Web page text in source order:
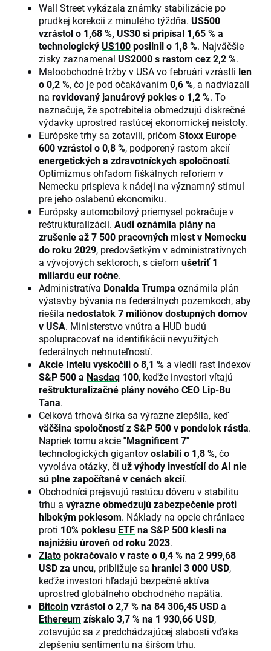
Wall Street vykázala známky stabilizácie po
prudkej korekcii z minulého týždňa. US500
vzrástol o 1,68 %, US30si pripísal 1,65 % a
technologický US100posilnil o 1,8 %. Najväčšie
zisky zaznamenal US2000 s rastom cez 2,2 %.
Maloobchodné tržby v USA vo februári vzrástli len
o 0,2 %, čo je pod očakávaním 0,6 %, a nadviazali
na revidovaný januárový pokles o 1,2 %. To
naznačuje, že spotrebitelia obmedzujú diskrečné
výdavky uprostred rastúcej ekonomickej neistoty.
Európske trhy sa zotavili, pričom Stoxx Europe
600 vzrástol o 0,8 %, podporený rastom akcií
energetických a zdravotníckych spoločností.
Optimizmus ohľadom fiškálnych reforiem v
Nemecku prispieva k nádeji na významný stimul
pre jeho oslabenú ekonomiku.
Európsky automobilový priemysel pokračuje v
reštrukturalizácii. Audi oznámila plány na
zrušenie až 7 500 pracovných miest v Nemecku
do roku 2029, predovšetkým v administratívnych
a vývojových sektoroch, s cieľom ušetriť 1
miliardu eur ročne.
Administratíva Donalda Trumpa oznámila plán
výstavby bývania na federálnych pozemkoch, aby
riešila nedostatok 7 miliónov dostupných domov
v USA. Ministerstvo vnútra a HUD budú
spolupracovať na identifikácii nevyužitých
federálnych nehnuteľností.
Akcie Intelu vyskočili o 8,1 % a viedli rast indexov
S&P 500 a Nasdaq 100, keďže investori vítajú
reštrukturalizačné plány nového CEO Lip-Bu
Tana.
Celková trhová šírka sa výrazne zlepšila, keď
väčšina spoločností z S&P 500 v pondelok rástla.
Napriek tomu akcie"Magnificent 7"
technologických gigantovoslabili o 1,8 %, čo
vyvoláva otázky, či už výhody investícií do AI nie
sú plne započítané v cenách akcií.
Obchodníci prejavujú rastúcu dôveru v stabilitu
trhu a výrazne obmedzujú zabezpečenie proti
hlbokým poklesom. Náklady na opcie chrániace
proti 10% poklesu ETFna S&P 500 klesli na
najnižšiu úroveň od roku 2023.
Zlatopokračovalo v raste o 0,4 % na 2 999,68
USD za uncu, približuje sa hranici 3 000 USD,
keďže investori hľadajú bezpečné aktíva
uprostred globálneho obchodného napätia.
Bitcoinvzrástol o 2,7 % na 84 306,45 USD a
Ethereum získalo 3,7 % na 1 930,66 USD,
zotavujúc sa z predchádzajúcej slabosti vďaka
zlepšeniu sentimentu na širšom trhu.